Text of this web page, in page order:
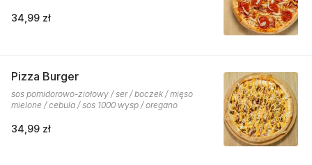
34,99 zł
Pizza Burger
sos pomidorowo-ziołowy / ser / boczek / mięso
mielone / cebula / sos 1000 wysp / oregano
34,99 zł